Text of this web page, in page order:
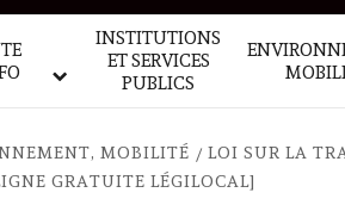
INSTITUTIONS
ET SERVICES
PUBLICS
MOBILITÉ
LOI SUR LA
GRATUITE LÉGILOCAL]